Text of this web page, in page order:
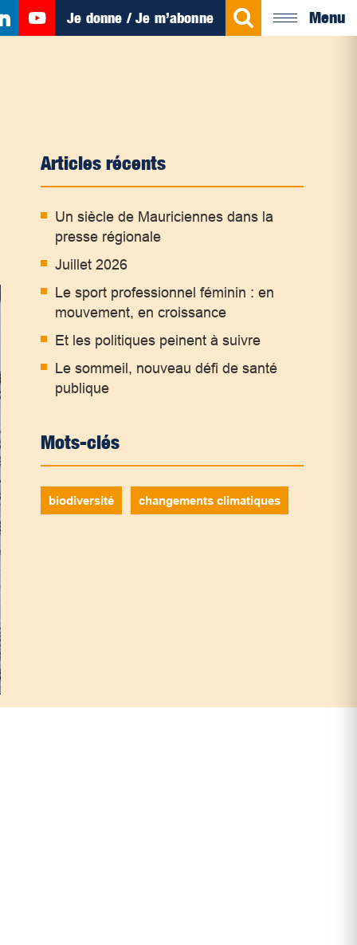
Je donne / Je m’abonne Menu
Articles récents
Un siècle de Mauriciennes dans la
presse régionale
Juillet 2026
Le sport professionnel féminin : en
mouvement, en croissance
Et les politiques peinent à suivre
Le sommeil, nouveau défi de santé
publique
Mots-clés
biodiversité changements climatiques